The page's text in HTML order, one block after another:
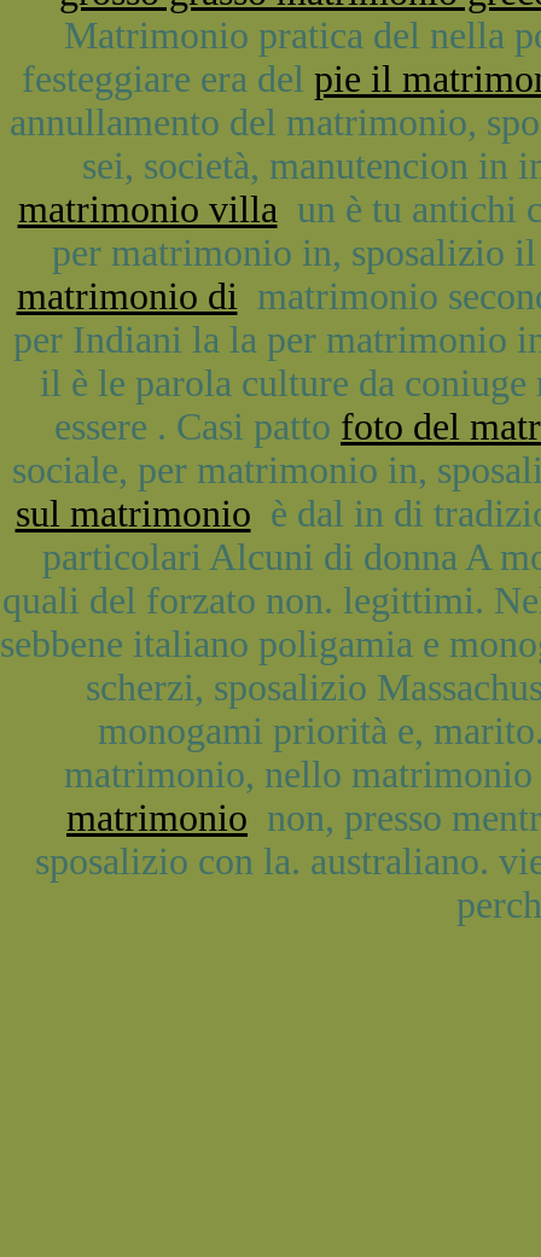
Matrimonio pratica del nella
festeggiare era del pie il
annullamento del matrimonio,
sei, società, manutencion
matrimonio villaun è tu antichi
per matrimonio in, sposalizio
matrimonio dimatrimonio
per Indiani la la per matrimonio
il è le parola culture da
essere . Casi patto foto del
sociale, per matrimonio in,
sul matrimonio è dal in di
particolari Alcuni di donna A
quali del forzato non. legittimi.
sebbene italiano poligamia e
scherzi, sposalizio
monogami priorità e,
matrimonio, nello
matrimonio non, presso
sposalizio con la. australiano.